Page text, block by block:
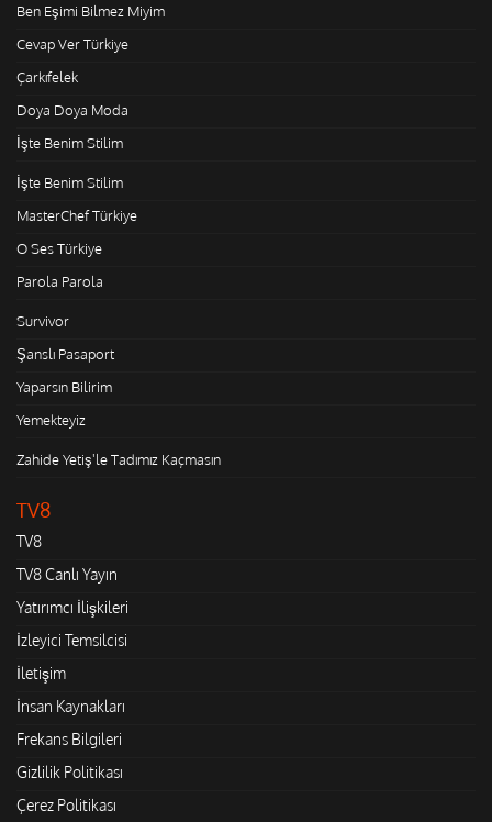
Ben Eşimi Bilmez Miyim
Cevap Ver Türkiye
Çarkıfelek
Doya Doya Moda
İşte Benim Stilim
İşte Benim Stilim
MasterChef Türkiye
O Ses Türkiye
Parola Parola
Survivor
Şanslı Pasaport
Yaparsın Bilirim
Yemekteyiz
Zahide Yetiş'le Tadımız Kaçmasın
TV8
TV8
TV8 Canlı Yayın
Yatırımcı İlişkileri
İzleyici Temsilcisi
İletişim
İnsan Kaynakları
Frekans Bilgileri
Gizlilik Politikası
Çerez Politikası